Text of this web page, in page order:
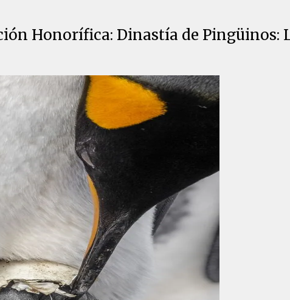
Honorífica: Dinastía de Pingüinos: